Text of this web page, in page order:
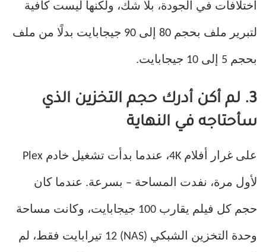
اختلافات في الجودة، بلا شك، ولكنها ليست كافية
لتبرير ملف بحجم 80 إلى 90 جيجابايت بدلًا من ملف
بحجم 5 إلى 10 جيجابايت.
3. لم أكن أدرك حجم التخزين الذي
سأحتاجه في النهاية
على غرار أفلام 4K، عندما بدأت تشغيل خادم Plex
لأول مرة، نفدت المساحة – بسرعة. عندما كان
حجم كل فيلم يقارب 100 جيجابايت، وكانت مساحة
وحدة التخزين الشبكي (NAS) 12 تيرابايت فقط، لم